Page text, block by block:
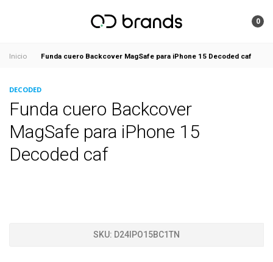
0
Inicio Funda cuero Backcover MagSafe para iPhone 15 Decoded caf
DECODED
Funda cuero Backcover
MagSafe para iPhone 15
Decoded caf
SKU: D24IPO15BC1TN